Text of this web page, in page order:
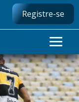
Registre-se